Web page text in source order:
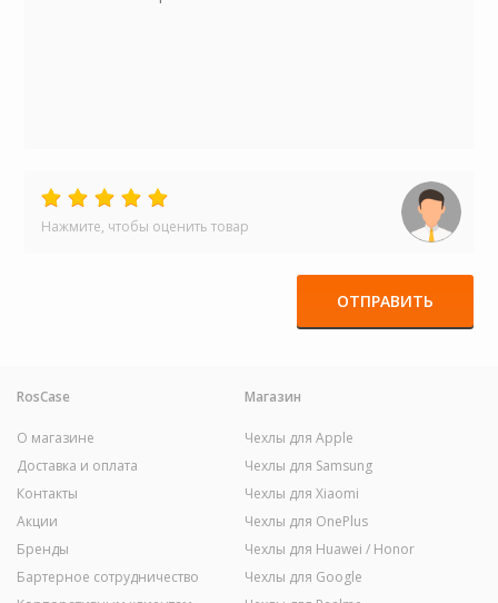
Нажмите, чтобы оценить товар
ОТПРАВИТЬ
RosCase
О магазине
Доставка и оплата
Контакты
Акции
Бренды
Бартерное сотрудничество
Магазин
Чехлы для Apple
Чехлы для Samsung
Чехлы для Xiaomi
Чехлы для OnePlus
Чехлы для Huawei / Honor
Чехлы для Google